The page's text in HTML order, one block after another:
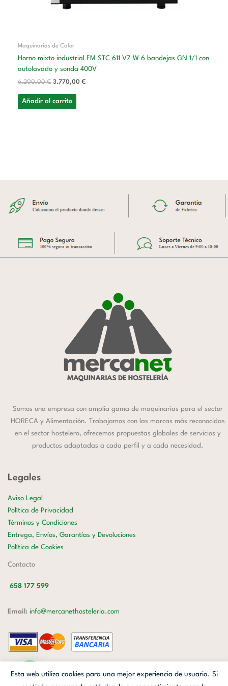
Maquinarias de Calor
Horno mixto industrial FM STC 611 V7 W 6 bandejas GN 1/1 con
autolavado y sonda 400V
6.200,00€ 3.770,00 €
Añadir al carrito
Somos una empresa con amplia gama de maquinarias para el sector
HORECA y Alimentación. Trabajamos con las marcas más reconocidas
en el sector hostelero, ofrecemos propuestas globales de servicios y
productos adaptadas a cada perfil y a cada necesidad.
Legales
Aviso Legal
Política de Privacidad
Términos y Condiciones
Entrega, Envíos, Garantías y Devoluciones
Política de Cookies
Contacto
658 177 599
Email: info@mercanethosteleria.com
Esta web utiliza cookies para una mejor experiencia de usuario. Si